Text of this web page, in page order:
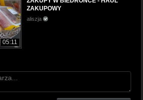
05:11
ZAKUPOWY
aliszja